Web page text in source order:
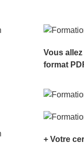
Vous
format
+ Votre